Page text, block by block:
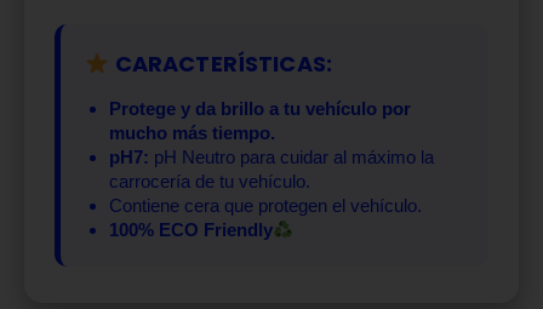
CARACTERÍSTICAS:
Protege y da brillo a tu vehículo por
mucho más tiempo.
pH7: pH Neutro para cuidar al máximo la
carrocería de tu vehículo.
Contiene cera que protegen el vehículo.
100% ECO Friendly